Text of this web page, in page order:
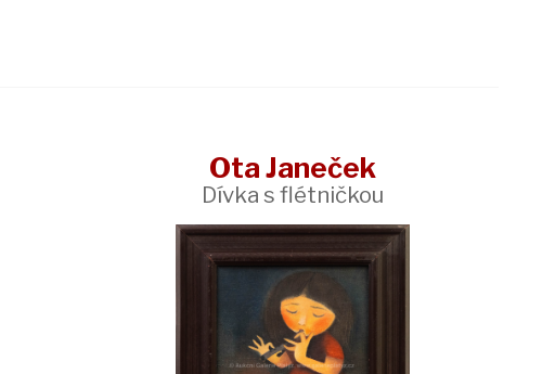
Ota Janeček
Dívka s flétničkou